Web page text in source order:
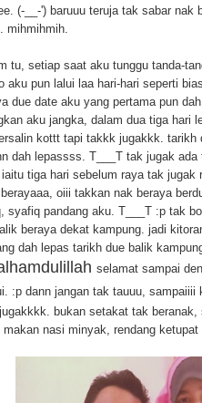
(-__-') baruuu teruja tak sabar nak
mihmihmih.
tu, setiap saat aku tunggu tanda-
aku pun lalui laa hari-hari seperti
due date aku yang pertama pun
aku jangka, dalam dua tiga hari
kottt tapi takkk jugakkk. tarikh
dah lepassss. T___T tak jugak
tiga hari sebelum raya tak
oiii takkan nak beraya
syafiq pandang aku. T___T :p tak
beraya dekat kampung. jadi
dah lepas tarikh due balik
selamat sampai
:p dann jangan tak tauuu, sampaiiii
bukan setakat tak
nasi minyak, rendang